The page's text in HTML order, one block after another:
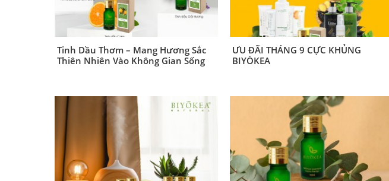
Tinh Dầu Thơm – Mang Hương Sắc
Thiên Nhiên Vào Không Gian Sống
ƯU ĐÃI THÁNG 9 CỰC KHỦNG
BIYÒKEA